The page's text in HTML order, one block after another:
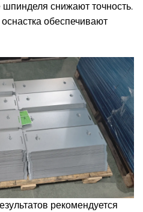
снижают точность.
обеспечивают
рекомендуется